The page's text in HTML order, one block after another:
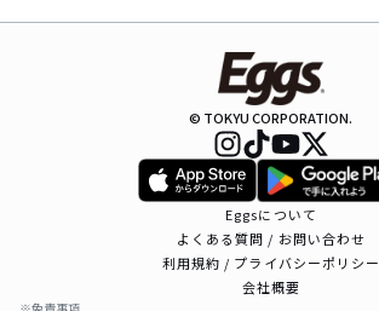
© TOKYU CORPORATION.
Eggsについて
よくある質問 / お問い合わせ
利用規約 / プライバシーポリシー
会社概要